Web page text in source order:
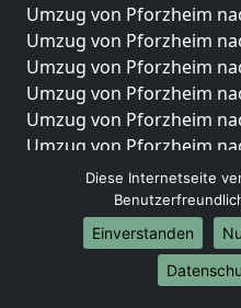
Umzug von Pforzheim
Umzug von Pforzheim
Umzug von Pforzheim
Umzug von Pforzheim
Umzug von Pforzheim
Umzug von Pforzheim
Umzug von Pforzheim
Umzug von Pforzheim
Umzug von Pforzheim
Umzug von Pforzheim
Umzug von Pforzheim
Diese Internetseite
Einverstanden